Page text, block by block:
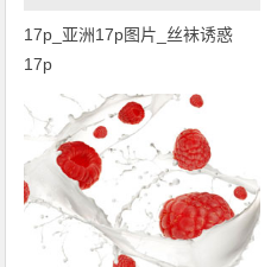
17p_亚洲17p图片_丝袜诱惑
17p